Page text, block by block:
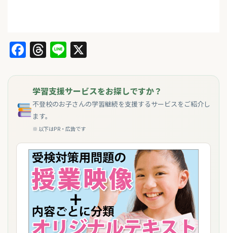
Facebook
Threads
Line
学習支援サービスをお探しですか？
不登校のお子さんの学習継続を支援するサービスをご紹介し
ます。
※ 以下はPR・広告です